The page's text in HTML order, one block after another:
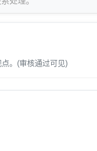
。(审核通过可见)